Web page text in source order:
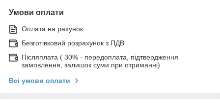
Умови оплати
Оплата на рахунок
Безготівковий розрахунок з ПДВ
Післяплата ( 30% - передоплата, підтвердження
замовлення, залишок суми при отриманні)
Всі умови оплати